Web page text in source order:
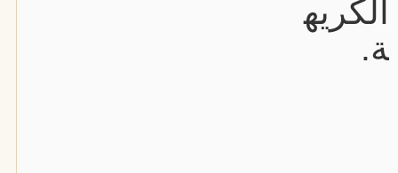
الكريه
ة.